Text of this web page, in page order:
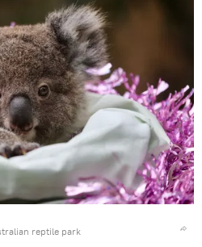
reptile park